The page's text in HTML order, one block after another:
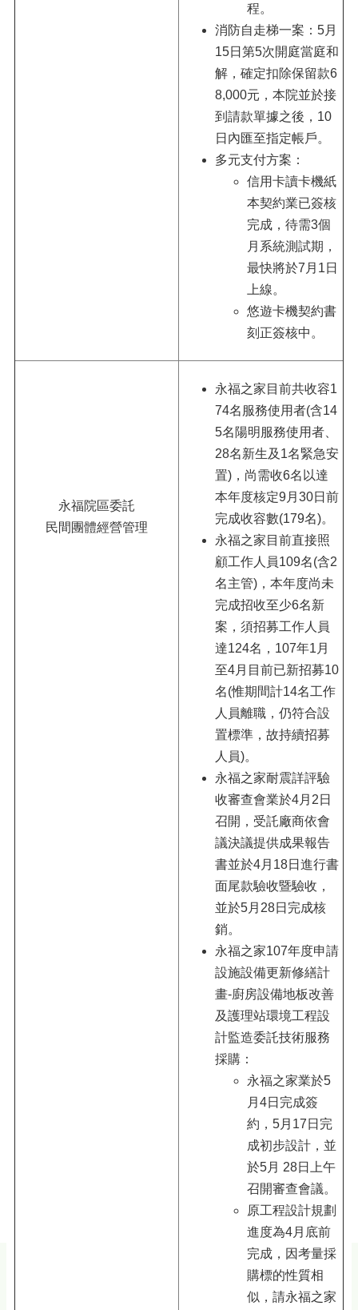
程。
消防自走梯一案：5月
15日第5次開庭當庭和
解，確定扣除保留款6
8,000元，本院並於接
到請款單據之後，10
日內匯至指定帳戶。
多元支付方案：
信用卡讀卡機紙
本契約業已簽核
完成，待需3個
月系統測試期，
最快將於7月1日
上線。
悠遊卡機契約書
刻正簽核中。
永福院區委託
民間團體經營管理
永福之家目前共收容1
74名服務使用者(含14
5名陽明服務使用者、
28名新生及1名緊急安
置)，尚需收6名以達
本年度核定9月30日前
完成收容數(179名)。
永福之家目前直接照
顧工作人員109名(含2
名主管)，本年度尚未
完成招收至少6名新
案，須招募工作人員
達124名，107年1月
至4月目前已新招募10
名(惟期間計14名工作
人員離職，仍符合設
置標準，故持續招募
人員)。
永福之家耐震詳評驗
收審查會業於4月2日
召開，受託廠商依會
議決議提供成果報告
書並於4月18日進行書
面尾款驗收暨驗收，
並於5月28日完成核
銷。
永福之家107年度申請
設施設備更新修繕計
畫-廚房設備地板改善
及護理站環境工程設
計監造委託技術服務
採購：
永福之家業於5
月4日完成簽
約，5月17日完
成初步設計，並
於5月 28日上午
召開審查會議。
原工程設計規劃
進度為4月底前
完成，因考量採
購標的性質相
似，請永福之家